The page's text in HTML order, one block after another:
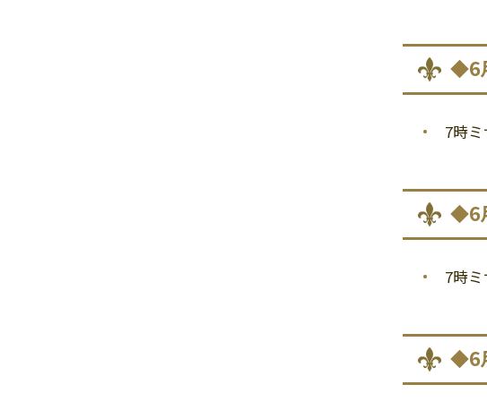
◆6
7時ミ
◆6
7時ミ
◆6